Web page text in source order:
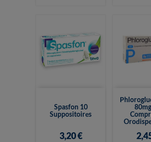
Spasfon 10
Suppositoires
3,20 €